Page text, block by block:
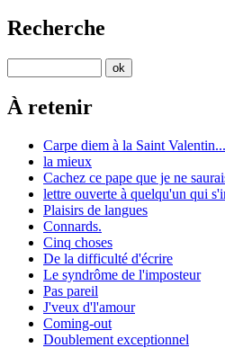
Recherche
À retenir
Carpe diem à la Saint Valentin...
la mieux
Cachez ce pape que je ne
lettre ouverte à quelqu'un qui
Plaisirs de langues
Connards.
Cinq choses
De la difficulté d'écrire
Le syndrôme de l'imposteur
Pas pareil
J'veux d'l'amour
Coming-out
Doublement exceptionnel